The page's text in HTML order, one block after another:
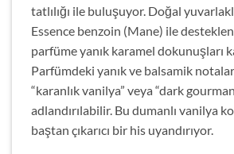
tatlılığı ile buluşuyor. Doğal
Essence benzoin (Mane) ile
parfüme yanık karamel dokunuşları
Parfümdeki yanık ve balsamik
“karanlık vanilya” veya “dark
adlandırılabilir. Bu dumanlı vanilya
baştan çıkarıcı bir his uyandırıyor.